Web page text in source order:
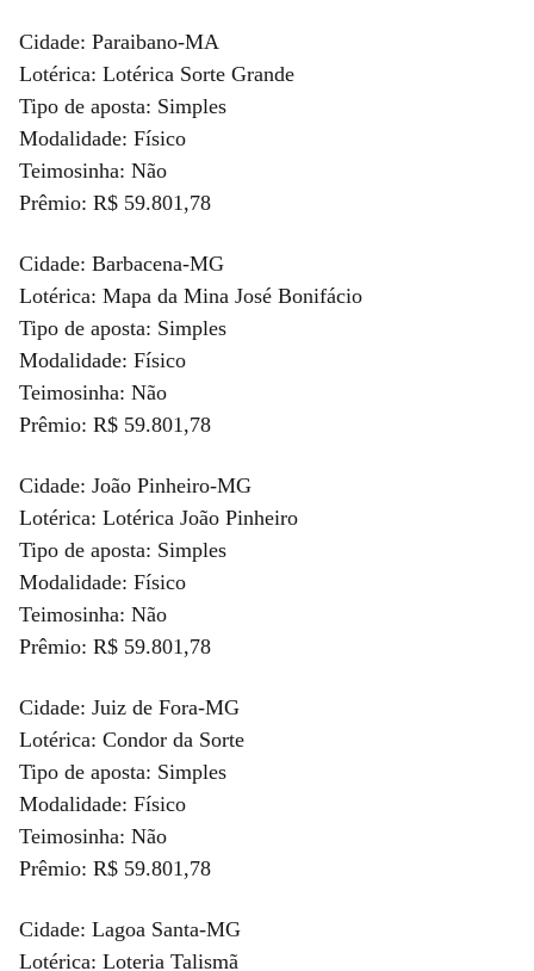
Cidade: Paraibano-MA
Lotérica: Lotérica Sorte Grande
Tipo de aposta: Simples
Modalidade: Físico
Teimosinha: Não
Prêmio: R$ 59.801,78
Cidade: Barbacena-MG
Lotérica: Mapa da Mina José Bonifácio
Tipo de aposta: Simples
Modalidade: Físico
Teimosinha: Não
Prêmio: R$ 59.801,78
Cidade: João Pinheiro-MG
Lotérica: Lotérica João Pinheiro
Tipo de aposta: Simples
Modalidade: Físico
Teimosinha: Não
Prêmio: R$ 59.801,78
Cidade: Juiz de Fora-MG
Lotérica: Condor da Sorte
Tipo de aposta: Simples
Modalidade: Físico
Teimosinha: Não
Prêmio: R$ 59.801,78
Cidade: Lagoa Santa-MG
Lotérica: Loteria Talismã